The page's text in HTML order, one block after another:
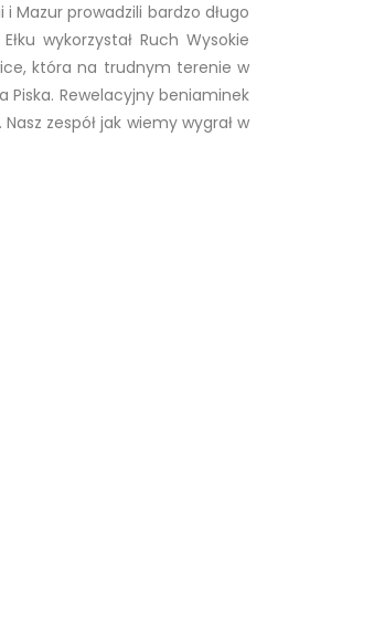
Mazur prowadzili bardzo długo
wykorzystał Ruch Wysokie
która na trudnym terenie w
Piska. Rewelacyjny beniaminek
zespół jak wiemy wygrał w